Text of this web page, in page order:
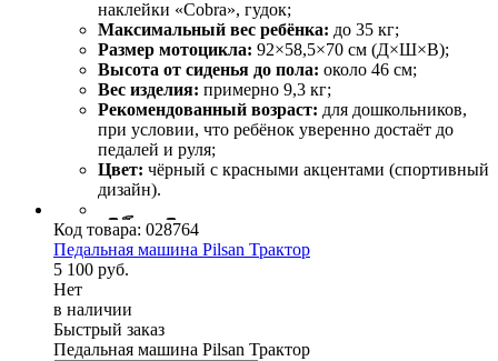
наклейки «Cobra», гудок;
Максимальный вес ребёнка: до 35 кг;
Размер мотоцикла: 92×58,5×70 см (Д×Ш×В);
Высота от сиденья до пола: около 46 см;
Вес изделия: примерно 9,3 кг;
Рекомендованный возраст: для дошкольников,
при условии, что ребёнок уверенно достаёт до
педалей и руля;
Цвет: чёрный с красными акцентами (спортивный
дизайн).
Код товара: 028764
Педальная машина Pilsan Трактор
5 100 руб.
Нет
в наличии
Быстрый заказ
Педальная машина Pilsan Трактор